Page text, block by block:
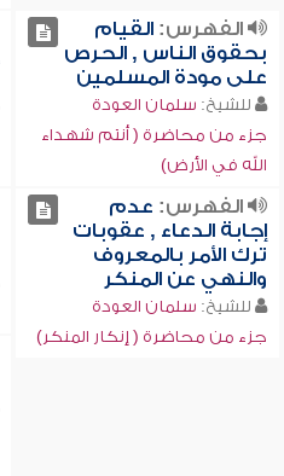
الفهرس:القيام
بحقوق الناس , الحرص
على مودة المسلمين
للشيخ: سلمان العودة
جزء من محاضرة ( أنتم شهداء
الله في الأرض)
الفهرس: عدم
إجابة الدعاء , عقوبات
ترك الأمر بالمعروف
والنهي عن المنكر
للشيخ: سلمان العودة
جزء من محاضرة ( إنكار المنكر)